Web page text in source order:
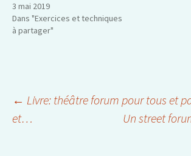
3 mai 2019
Dans "Exercices et techniques
à partager"
Navigation
← Livre: théâtre forum pour tous et
et…
Un street